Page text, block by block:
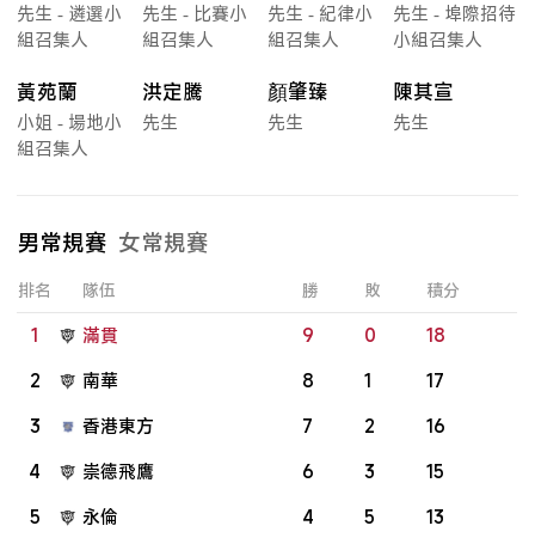
先生 - 遴選小
組召集人
先生 - 比賽小
組召集人
先生 - 紀律小
組召集人
先生 - 埠際招待
小組召集人
黃苑蘭
小姐 - 場地小
組召集人
洪定騰
先生
顏肇臻
先生
陳其宣
先生
男常規賽 女常規賽
排名 隊伍 勝 敗 積分
1 滿貫 9 0
18
2
南華 8 1
17
3
香港東方 7 2
16
4
崇德飛鷹 6 3
15
5
永倫 4 5
13